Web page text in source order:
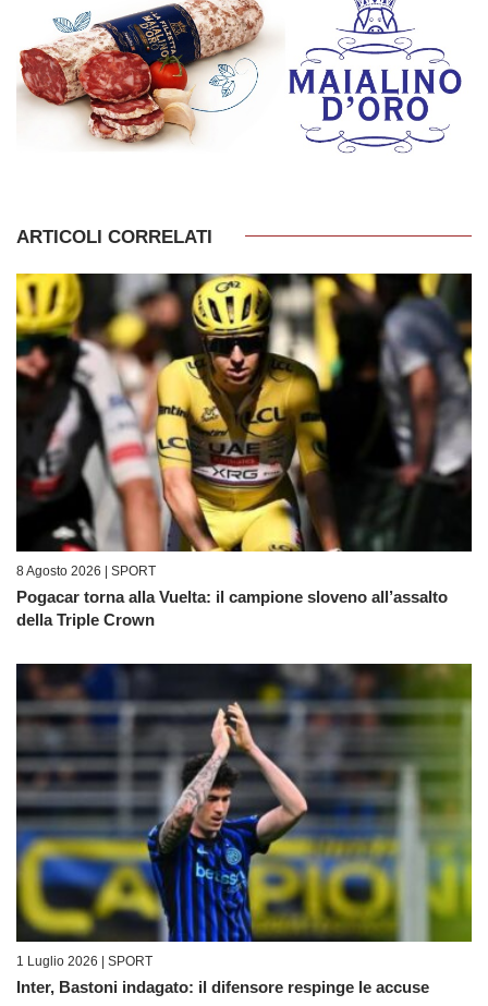
ARTICOLI CORRELATI
8 Agosto 2026 | SPORT
Pogacar torna alla Vuelta: il campione sloveno all’assalto
della Triple Crown
1 Luglio 2026 | SPORT
Inter, Bastoni indagato: il difensore respinge le accuse